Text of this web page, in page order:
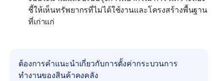
ชี้ให้เห็นทรัพยากรที่ไม่ได้ใช้งานและโครงสร้างพื้นฐาน
ที่เก่าแก่
ต้องการคำแนะนำเกี่ยวกับการตั้งค่ากระบวนการ
ทำงานของสินค้าคงคลัง